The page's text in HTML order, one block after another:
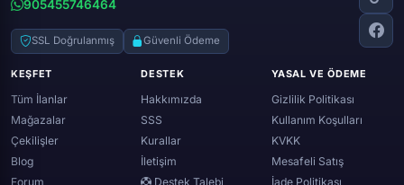
Zula
Genshin ımpact
Twitter (x)
Spotify
905455746464
SSL Doğrulanmış Güvenli Ödeme
KEŞFET
Tüm İlanlar
Mağazalar
Çekilişler
Blog
Forum
DESTEK
Hakkımızda
SSS
Kurallar
İletişim
Destek Talebi
YASAL VE ÖDEME
Gizlilik Politikası
Kullanım Koşulları
KVKK
Mesafeli Satış
İade Politikası